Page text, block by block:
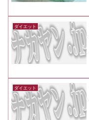
ダイエット
ダイエット